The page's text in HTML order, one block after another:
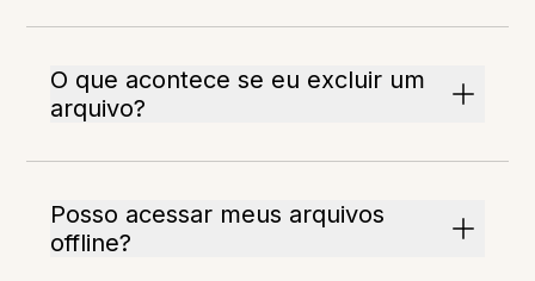
O que acontece se eu excluir um
arquivo?
Posso acessar meus arquivos
offline?